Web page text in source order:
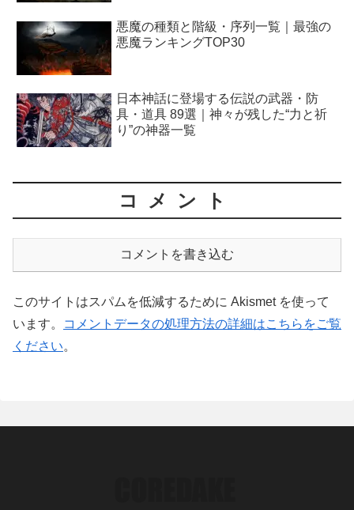
悪魔の種類と階級・序列一覧｜最強の
悪魔ランキングTOP30
日本神話に登場する伝説の武器・防
具・道具 89選｜神々が残した“力と祈
り”の神器一覧
コメント
コメントを書き込む
このサイトはスパムを低減するために Akismet を使って
います。
コメントデータの処理方法の詳細はこちらをご覧
ください。